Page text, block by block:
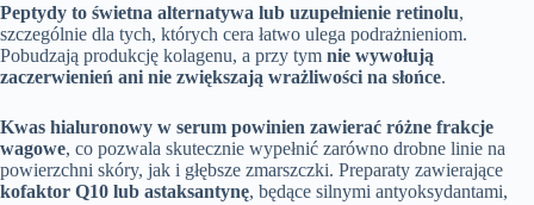
Peptydy to świetna alternatywa lub uzupełnienie retinolu,
szczególnie dla tych, których cera łatwo ulega podrażnieniom.
Pobudzają produkcję kolagenu, a przy tym nie wywołują
zaczerwienień ani nie zwiększają wrażliwości na słońce.
Kwas hialuronowy w serum powinien zawierać różne frakcje
wagowe, co pozwala skutecznie wypełnić zarówno drobne linie na
powierzchni skóry, jak i głębsze zmarszczki. Preparaty zawierające
kofaktor Q10 lub astaksantynę, będące silnymi antyoksydantami,